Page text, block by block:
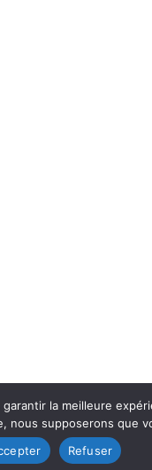
la meilleure
nous supposerons que
Refuser